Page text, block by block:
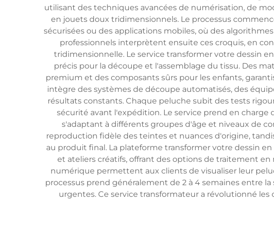
utilisant des techniques avancées de numérisation, de
en jouets doux tridimensionnels. Le processus
sécurisées ou des applications mobiles, où des
professionnels interprètent ensuite ces croquis, en
tridimensionnelle. Le service transformer votre dessin
précis pour la découpe et l'assemblage du tissu. Des
premium et des composants sûrs pour les enfants,
intègre des systèmes de découpe automatisés, des
résultats constants. Chaque peluche subit des tests
sécurité avant l'expédition. Le service prend en
s'adaptant à différents groupes d'âge et niveaux de
reproduction fidèle des teintes et nuances d'origine,
au produit final. La plateforme transformer votre dessin
et ateliers créatifs, offrant des options de traitement
numérique permettent aux clients de visualiser leur
processus prend généralement de 2 à 4 semaines entre
urgentes. Ce service transformateur a révolutionné